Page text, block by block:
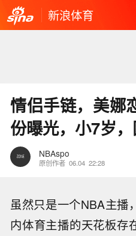
新浪体育
情侣手链，美娜
份曝光，小7岁
NBAspo
原创作者 06.04 22:28
虽然只是一个NBA主播
内体育主播的天花板存